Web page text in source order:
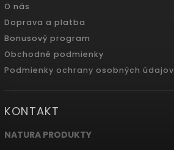
O nás
Doprava a platba
Bonusový program
Obchodné podmienky
Podmienky ochrany osobných údajov
KONTAKT
NATURA PRODUKTY